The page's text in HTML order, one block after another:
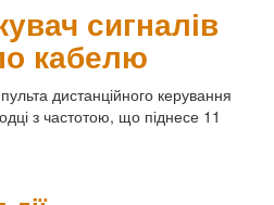
сигналів
кабелю
дистанційного керування
з частотою, що піднесе 11